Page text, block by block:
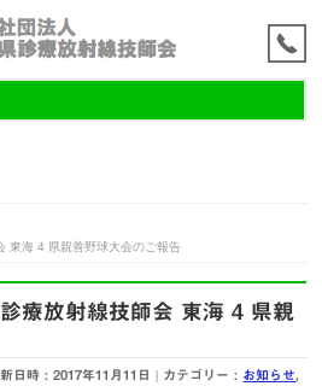
東海 4 県親善野球大会のご報告
療放射線技師会 東海 4 県親
日時 : 2017年11月11日 カテゴリー : お知らせ